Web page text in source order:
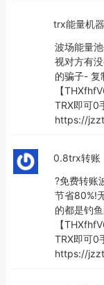
trx能量机
波场能量
视对方有
的骗子- 复
【
TRX即可0
https://
0.8trx转账
?免费转账
节省80%!
的都是钓
【
TRX即可0
https://